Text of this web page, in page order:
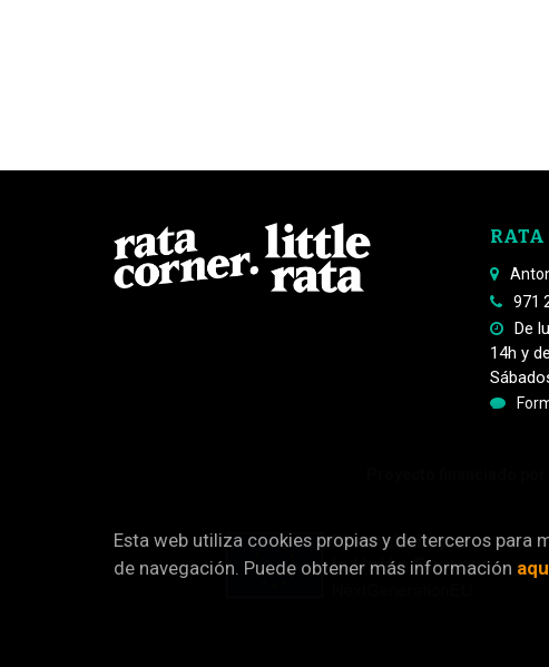
RATA
971
De
14h y
Esta web utiliza cookies propias y de terceros para
de navegación. Puede obtener más información